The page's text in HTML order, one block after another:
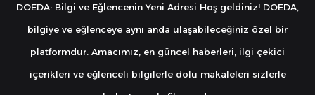
DOEDA: Bilgi ve Eğlencenin Yeni Adresi Hoş geldiniz! DOEDA,
bilgiye ve eğlenceye aynı anda ulaşabileceğiniz özel bir
platformdur. Amacımız, en güncel haberleri, ilgi çekici
içerikleri ve eğlenceli bilgilerle dolu makaleleri sizlerle